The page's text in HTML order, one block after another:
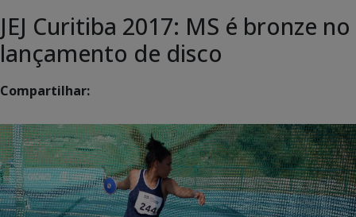
JEJ Curitiba 2017: MS é bronze no
lançamento de disco
Compartilhar: